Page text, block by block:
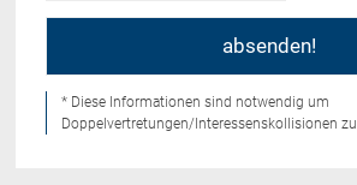
* Diese Informationen sind notwendig um
Doppelvertretungen/Interessenskollisionen